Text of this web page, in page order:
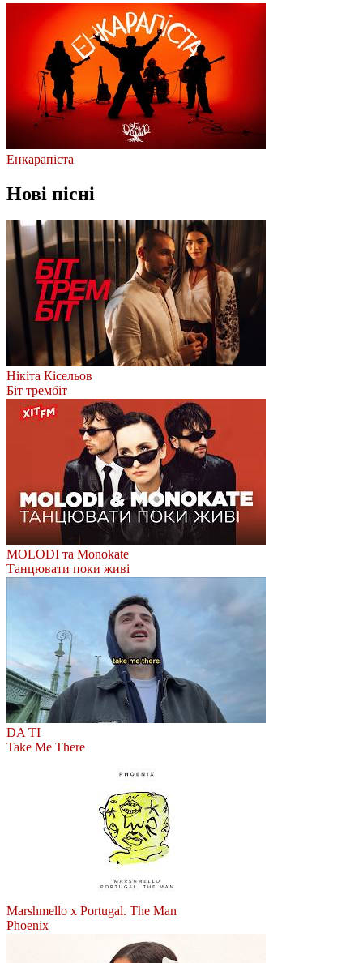
Енкарапіста
Нові пісні
Нікіта Кісельов
Біт трембіт
MOLODI та Monokate
Танцювати поки живі
DA TI
Take Me There
Marshmello x Portugal. The Man
Phoenix